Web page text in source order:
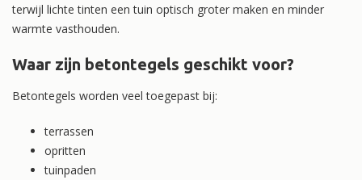
terwijl lichte tinten een tuin optisch groter maken en minder
warmte vasthouden.
Waar zijn betontegels geschikt voor?
Betontegels worden veel toegepast bij:
terrassen
opritten
tuinpaden